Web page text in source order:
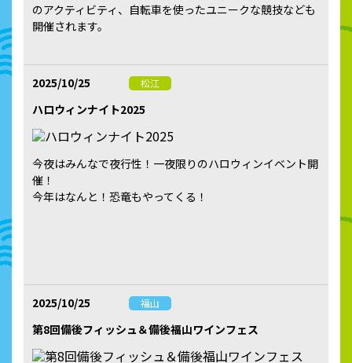
のアクティビティ、自転車を使ったユニークな競技なども
開催されます。
2025/10/25 松江
ハロウィンナイト2025
今夜はみんなで夜行性！一夜限りのハロウィンイベント開
催！
今年はなんと！恐竜もやってくる！
2025/10/25 福山
第8回備後フィッシュ＆備後福山ワインフェス